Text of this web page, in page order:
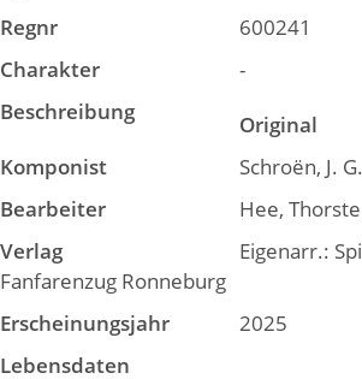
Regnr
600241
Charakter
-
Beschreibung
Original
Komponist
Schroën, J. G.
Bearbeiter
Hee,
Verlag
Eigenarr.:
Fanfarenzug Ronneburg
Erscheinungsjahr
2025
Lebensdaten